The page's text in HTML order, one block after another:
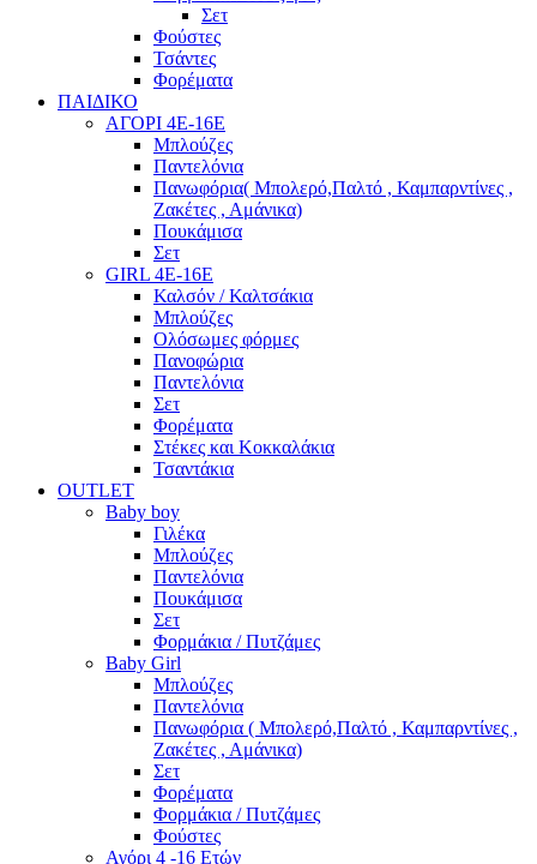
Σετ
Φούστες
Τσάντες
Φορέματα
ΠΑΙΔΙΚΟ
ΑΓΟΡΙ 4Ε-16Ε
Μπλούζες
Παντελόνια
Πανωφόρια( Μπολερό,Παλτό , Καμπαρντίνες ,
Ζακέτες , Αμάνικα)
Πουκάμισα
Σετ
GIRL 4Ε-16Ε
Καλσόν / Καλτσάκια
Μπλούζες
Ολόσωμες φόρμες
Πανοφώρια
Παντελόνια
Σετ
Φορέματα
Στέκες και Κοκκαλάκια
Τσαντάκια
OUTLET
Baby boy
Γιλέκα
Μπλούζες
Παντελόνια
Πουκάμισα
Σετ
Φορμάκια / Πυτζάμες
Baby Girl
Μπλούζες
Παντελόνια
Πανωφόρια ( Μπολερό,Παλτό , Καμπαρντίνες ,
Ζακέτες , Αμάνικα)
Σετ
Φορέματα
Φορμάκια / Πυτζάμες
Φούστες
Αγόρι 4 -16 Ετών